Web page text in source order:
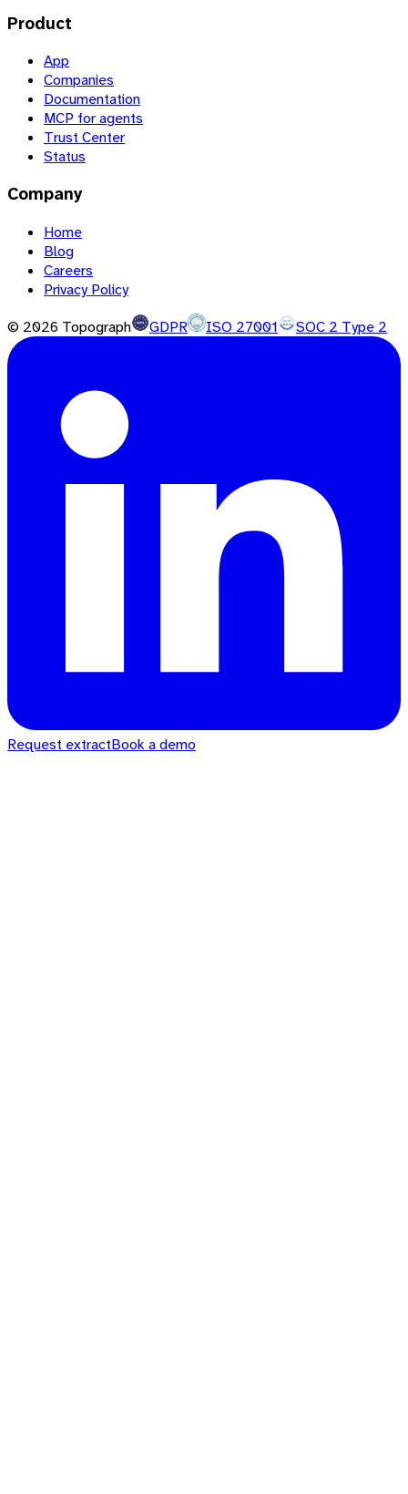
Product
App
Companies
Documentation
MCP for agents
Trust Center
Status
Company
Home
Blog
Careers
Privacy Policy
© 2026 Topograph GDPR ISO 27001 SOC 2 Type 2
Request extractBook a demo